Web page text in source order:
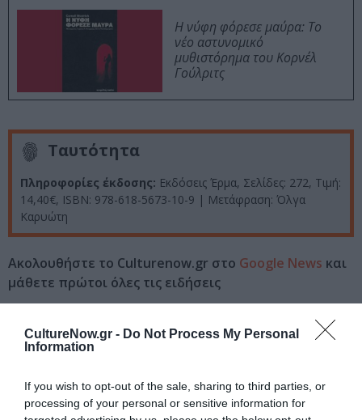
CultureNow.gr - Do Not Process My Personal
Information
If you wish to opt-out of the sale, sharing to third parties, or
processing of your personal or sensitive information for
Η νύφη φόρεσε μαύρα: Το
νέο αστυνομικό
μυθιστόρημα του Κορνέλ
Γούλριτς
Ταυτότητα
Πληροφορίες έκδοσης: Εκδόσεις Έρμα, Σελίδες: 272, Τιμή:
14,40€, ISBN: 978-618-5673-10-9 | Μετάφραση: Όλγα
Καρυώτη
Ακολουθήστε το Culturenow.gr στο Google News και
μάθετε πρώτοι όλες τις ειδήσεις
για την Τέχνη και τον
Πολιτισμό στοCulturenow.gr
Νέοι Διαγωνισμοί